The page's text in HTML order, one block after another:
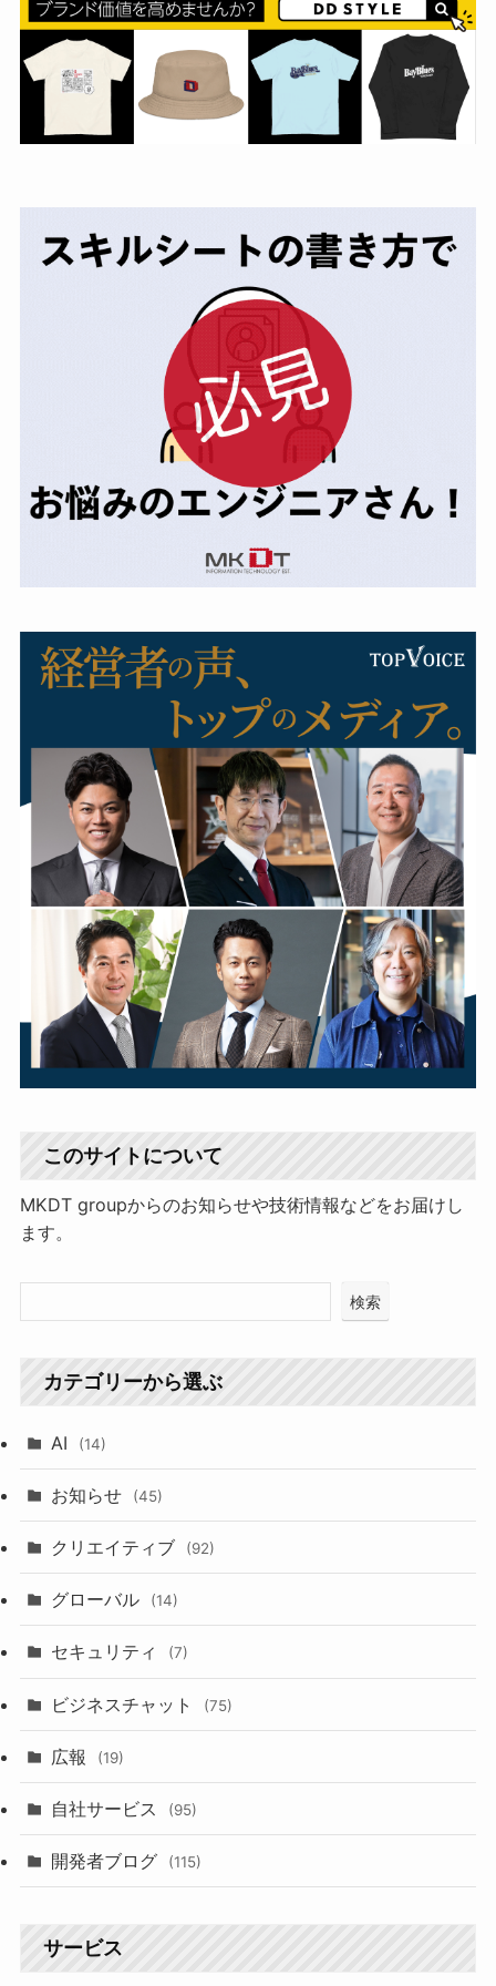
このサイトについて
MKDT groupからのお知らせや技術情報などをお届けし
ます。
検索
カテゴリーから選ぶ
AI (14)
お知らせ (45)
クリエイティブ (92)
グローバル (14)
セキュリティ (7)
ビジネスチャット (75)
広報 (19)
自社サービス (95)
開発者ブログ (115)
サービス